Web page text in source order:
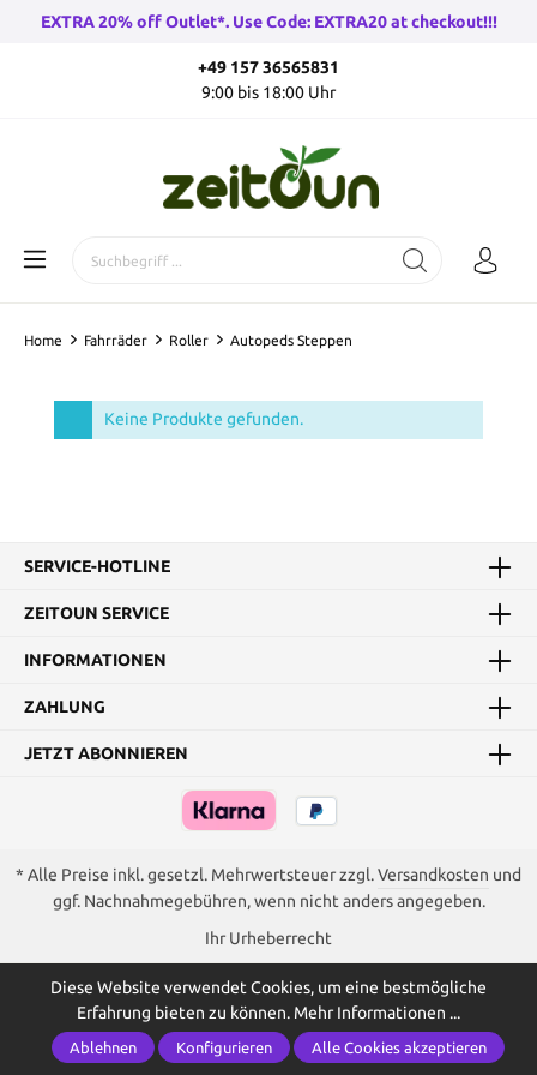
EXTRA 20% off Outlet*. Use Code: EXTRA20 at checkout!!!
+49 157 36565831
9:00 bis 18:00 Uhr
Home Fahrräder Roller Autopeds Steppen
Keine Produkte gefunden.
SERVICE-HOTLINE
ZEITOUN SERVICE
INFORMATIONEN
ZAHLUNG
JETZT ABONNIEREN
* Alle Preise inkl. gesetzl. Mehrwertsteuer zzgl.Versandkosten und
ggf. Nachnahmegebühren, wenn nicht anders angegeben.
Ihr Urheberrecht
Diese Website verwendet Cookies, um eine bestmögliche
Erfahrung bieten zu können. Mehr Informationen ...
Ablehnen Konfigurieren Alle Cookies akzeptieren